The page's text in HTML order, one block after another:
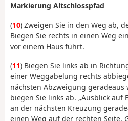
Markierung Altschlosspfad
(10) Zweigen Sie in den Weg ab,
Biegen Sie rechts in einen Weg
vor einem Haus führt.
(11) Biegen Sie links ab in
einer Weggabelung rechts
nächsten Abzweigung geradeaus
biegen Sie links ab. „Ausblick auf
an der nächsten Kreuzung
einen Weg auf der rechten Seite.